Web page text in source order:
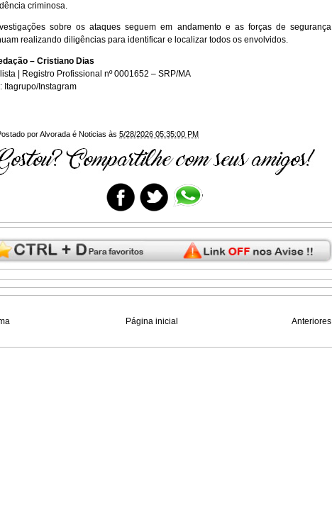
criminosa.
sobre os ataques seguem em andamento e as forças de segurança
realizando diligências para identificar e localizar todos os envolvidos.
– Cristiano Dias
| Registro Profissional nº 0001652 – SRP/MA
Itagrupo/Instagram
porAlvorada é Noticias às 5/28/2026 05:35:00 PM
Anteriores
Página inicial